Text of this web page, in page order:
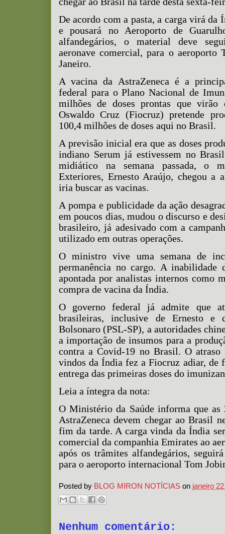
De acordo com a pasta, a carga virá da
e pousará no Aeroporto de
alfandegários, o material deve
aeronave comercial, para o aeroporto
Janeiro.
A vacina da AstraZeneca é a
federal para o Plano Nacional de
milhões de doses prontas que virão
Oswaldo Cruz (Fiocruz) pretende
100,4 milhões de doses aqui no Brasil.
A previsão inicial era que as doses
indiano Serum já estivessem no
midiático na semana passada, o
Exteriores, Ernesto Araújo, chegou a
iria buscar as vacinas.
A pompa e publicidade da ação
em poucos dias, mudou o discurso e
brasileiro, já adesivado com a
utilizado em outras operações.
O ministro vive uma semana de
permanência no cargo. A inabilidade
apontada por analistas internos como
compra de vacina da Índia.
O governo federal já admite que
brasileiras, inclusive de Ernesto e
Bolsonaro (PSL-SP), a autoridades
a importação de insumos para a
contra a Covid-19 no Brasil. O atraso
vindos da Índia fez a Fiocruz adiar, de
entrega das primeiras doses do
Leia a íntegra da nota:
O Ministério da Saúde informa que as
AstraZeneca devem chegar ao Brasil
fim da tarde. A carga vinda da Índia
comercial da companhia Emirates ao
após os trâmites alfandegários,
para o aeroporto internacional Tom
Posted by BLOG MIRON NOTÍCIAS on janeiro
Nenhum comentário: